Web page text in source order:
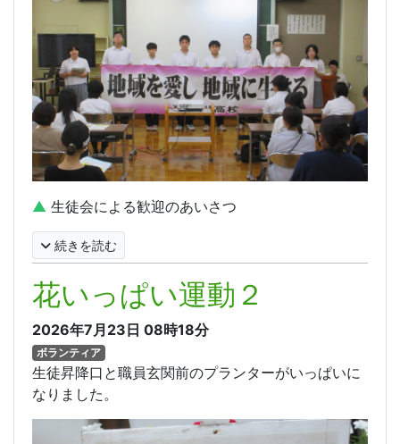
▲ 生徒会による歓迎のあいさつ
続きを読む
花いっぱい運動２
2026年7月23日 08時18分
ボランティア
生徒昇降口と職員玄関前のプランターがいっぱいに
なりました。